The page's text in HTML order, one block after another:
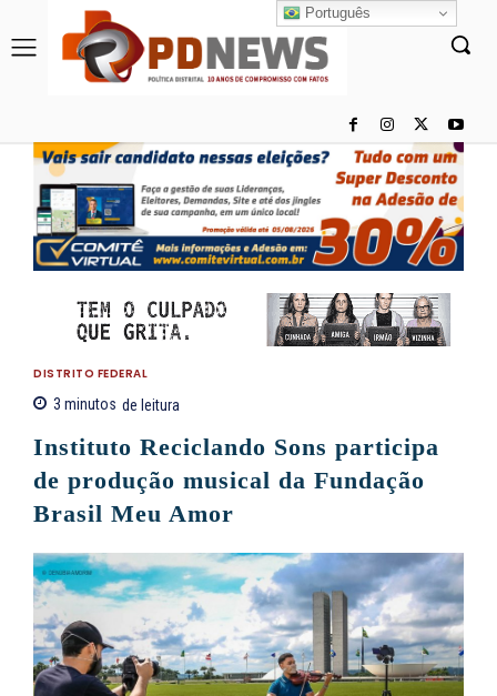
DISTRITO FEDERAL
3 minutos de leitura
Instituto Reciclando Sons participa
de produção musical da Fundação
Brasil Meu Amor
Português